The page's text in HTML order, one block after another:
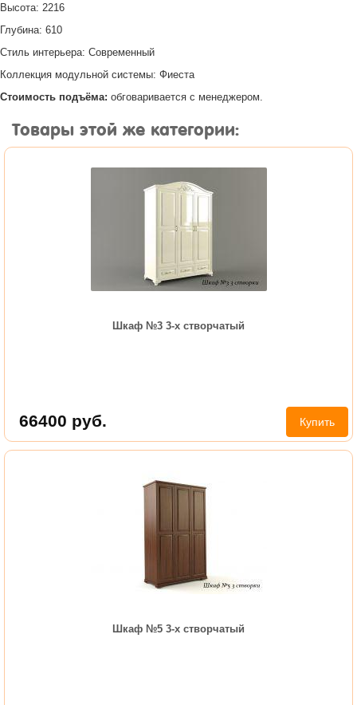
Высота: 2216
Глубина: 610
Стиль интерьера: Современный
Коллекция модульной системы: Фиеста
Стоимость подъёма: обговаривается с менеджером.
Товары этой же категории:
Шкаф №3 3-х створчатый
66400 руб. Купить
Шкаф №5 3-х створчатый